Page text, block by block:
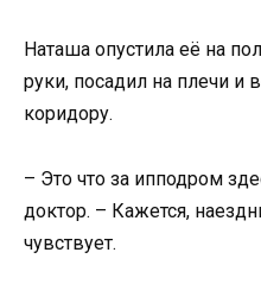
Наташа опустила её на
руки, посадил на плечи и
коридору.
– Это что за ипподром
доктор. – Кажется,
чувствует.